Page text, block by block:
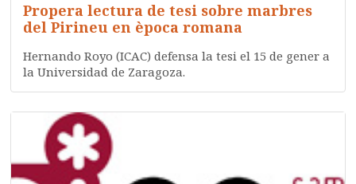
Propera lectura de tesi sobre marbres
del Pirineu en època romana
Hernando Royo (ICAC) defensa la tesi el 15 de gener a
la Universidad de Zaragoza.